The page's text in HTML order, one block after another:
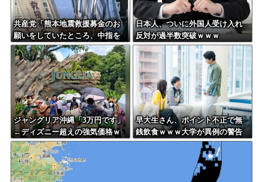
共産党「熊本地震救援募金のお
願いをしていたところ、中指を
立てられました。嫌がらせ酷
い」
日本人、ついに外国人受け入れ
反対が過半数突破ｗｗｗ
ジャングリア沖縄「3万円です」
←ディズニー超えの強気価格ｗ
ｗｗ
早大生さん、ポイント不正で無
銭飲食ｗｗｗ大学が異例の警告
へ